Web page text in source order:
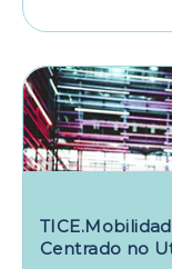
Centrado no